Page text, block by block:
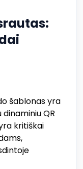
šablonas yra
QR
kritiškai